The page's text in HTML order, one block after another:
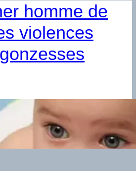
homme de
violences